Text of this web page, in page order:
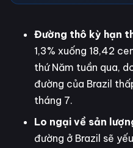
Đường thô kỳ hạn
1,3% xuống 18,42
thứ Năm tuần qua,
đường của Brazil
tháng 7.
Lo ngại về sản
đường ở Brazil sẽ